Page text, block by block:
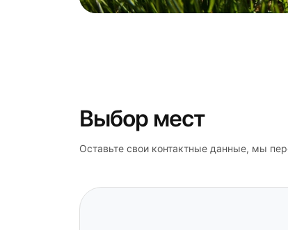
Выбор мест
Оставьте свои контактные данные, мы